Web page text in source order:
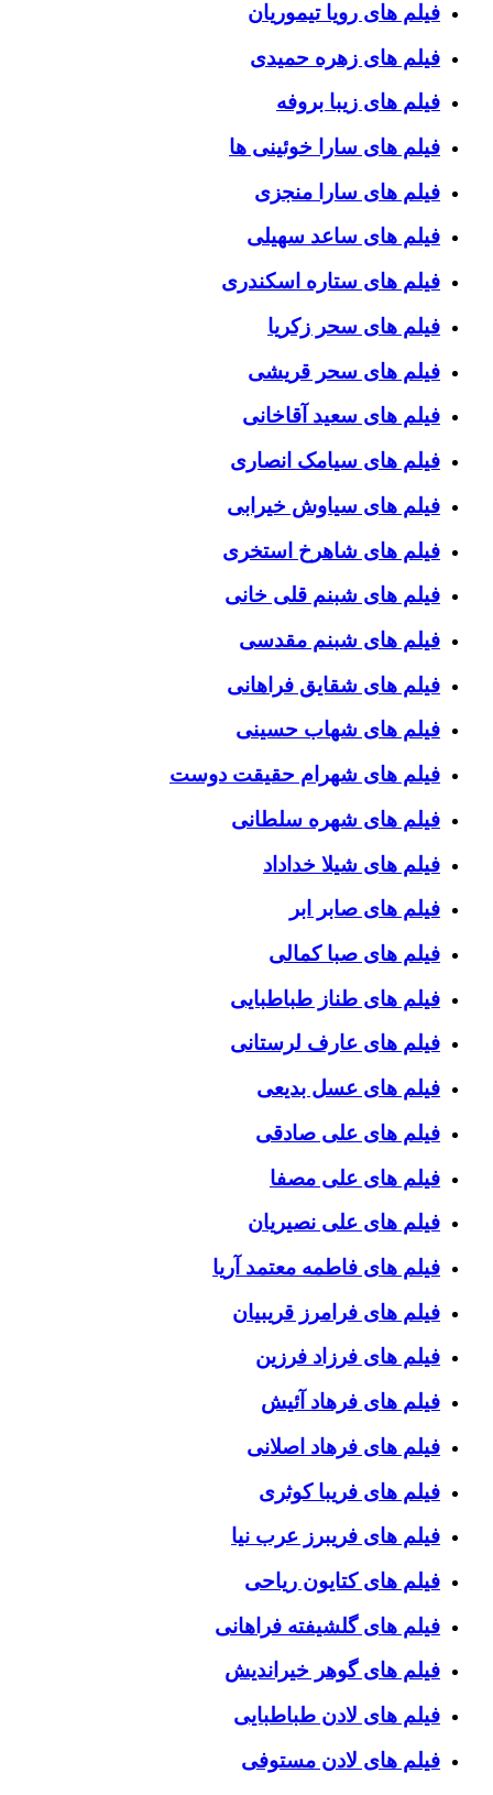
فیلم های رویا تیموریان
فیلم های زهره حمیدی
فیلم های زیبا بروفه
فیلم های سارا خوئینی ها
فیلم های سارا منجزی
فیلم های ساعد سهیلی
فیلم های ستاره اسکندری
فیلم های سحر زکریا
فیلم های سحر قریشی
فیلم های سعید آقاخانی
فیلم های سیامک انصاری
فیلم های سیاوش خیرابی
فیلم های شاهرخ استخری
فیلم های شبنم قلی خانی
فیلم های شبنم مقدسی
فیلم های شقایق فراهانی
فیلم های شهاب حسینی
فیلم های شهرام حقیقت دوست
فیلم های شهره سلطانی
فیلم های شیلا خداداد
فیلم های صابر ابر
فیلم های صبا کمالی
فیلم های طناز طباطبایی
فیلم های عارف لرستانی
فیلم های عسل بدیعی
فیلم های علی صادقی
فیلم های علی مصفا
فیلم های علی نصیریان
فیلم های فاطمه معتمد آریا
فیلم های فرامرز قریبیان
فیلم های فرزاد فرزین
فیلم های فرهاد آئیش
فیلم های فرهاد اصلانی
فیلم های فریبا کوثری
فیلم های فریبرز عرب نیا
فیلم های کتایون ریاحی
فیلم های گلشیفته فراهانی
فیلم های گوهر خیراندیش
فیلم های لادن طباطبایی
فیلم های لادن مستوفی